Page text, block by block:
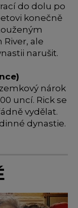
do dolu po
konečně
ale
narušit.
nárok
uncí. Rick se
vydělat.
dynastie.